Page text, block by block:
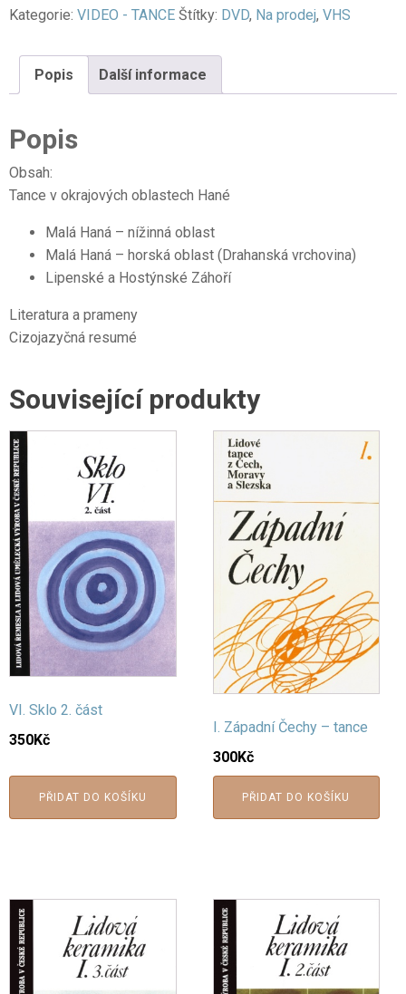
Záhoří
Kategorie: VIDEO - TANCE Štítky: DVD, Na prodej, VHS
Popis Další informace
Popis
Obsah:
Tance v okrajových oblastech Hané
Malá Haná – nížinná oblast
Malá Haná – horská oblast (Drahanská vrchovina)
Lipenské a Hostýnské Záhoří
Literatura a prameny
Cizojazyčná resumé
Související produkty
VI. Sklo 2. část
350Kč
PŘIDAT DO KOŠÍKU
I. Západní Čechy – tance
300Kč
PŘIDAT DO KOŠÍKU